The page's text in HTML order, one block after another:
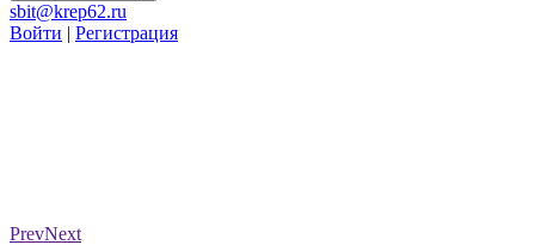
sbit@krep62.ru
Войти | Регистрация
PrevNext